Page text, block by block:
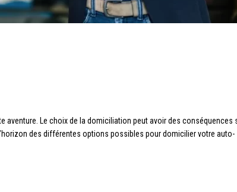
aventure. Le choix de la domiciliation peut avoir des conséquences
des différentes options possibles pour domicilier votre auto-